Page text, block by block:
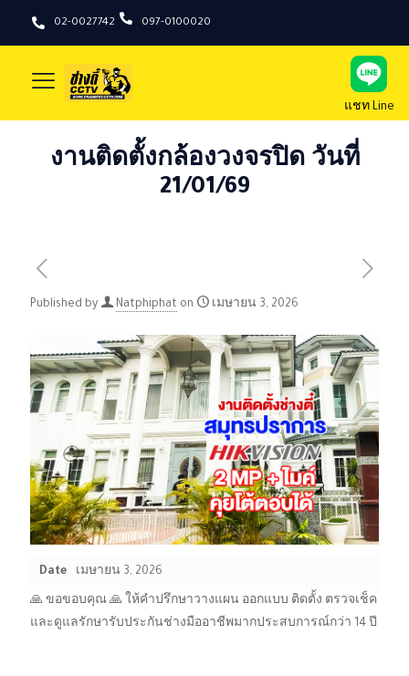
02-0027742 097-0100020
แชท Line
งานติดตั้งกล้องวงจรปิด วันที่
21/01/69
Published by Natphiphat on เมษายน 3, 2026
Date เมษายน 3, 2026
🙏 ขอขอบคุณ 🙏 ให้คำปรึกษาวางแผน ออกแบบ ติดตั้ง ตรวจเช็ค
และดูแลรักษารับประกันช่างมืออาชีพมากประสบการณ์กว่า 14 ปี